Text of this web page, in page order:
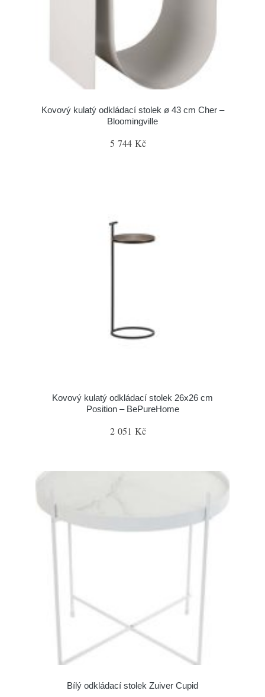
Kovový kulatý odkládací stolek ø 43 cm Cher –
Bloomingville
5 744 Kč
Kovový kulatý odkládací stolek 26x26 cm
Position – BePureHome
2 051 Kč
Bílý odkládací stolek Zuiver Cupid